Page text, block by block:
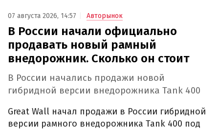
07 августа 2026, 14:57 Авторынок
В России начали официально
продавать новый рамный
внедорожник. Сколько он стоит
В России начались продажи новой
гибридной версии внедорожника Tank 400
Great Wall начал продажи в России гибридной
версии рамного внедорожника Tank 400 под